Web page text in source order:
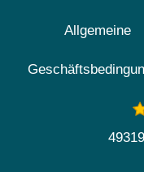
Allgemeine